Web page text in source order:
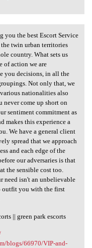
you
the best Escort Service
twin urban territories
country. What sets us
of action we are
you decisions, in all the
Not only that, we
nationalities also
never come up short on
sentiment commitment as
makes this experience a
We have a general client
spread that we approach
and each edge of the
our adversaries is that
the sensible cost too.
need isn't an unbelievable
outfit you with the first
|| green park escorts
blogs/66970/VIP-and-